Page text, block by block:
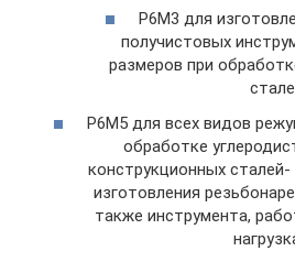
Р6М3 для
получистовых
размеров при
Р6М5 для всех видов
обработке
конструкционных
изготовления
также инструмента,